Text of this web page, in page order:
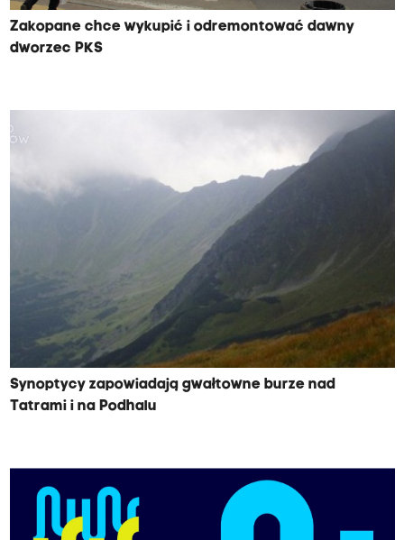
Zakopane chce wykupić i odremontować dawny
dworzec PKS
Synoptycy zapowiadają gwałtowne burze nad
Tatrami i na Podhalu